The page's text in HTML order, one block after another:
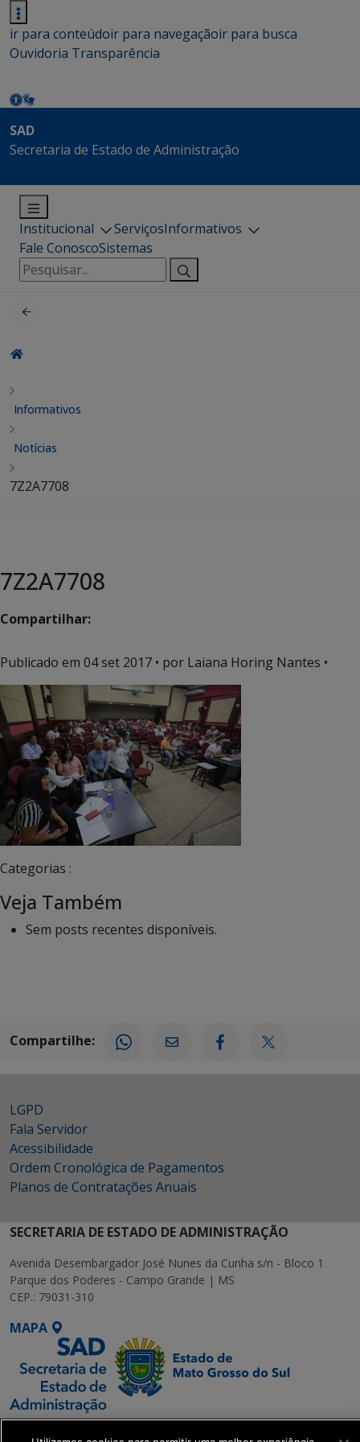
ir para conteúdoir para navegaçãoir para busca
Ouvidoria Transparência
SAD
Secretaria de Estado de Administração
Institucional ServiçosInformativos
Fale ConoscoSistemas
Pesquisar
por:
Informativos
Notícias
7Z2A7708
7Z2A7708
Compartilhar:
Publicado em 04 set 2017 • por Laiana Horing Nantes •
Categorias :
Veja Também
Sem posts recentes disponíveis.
Compartilhe:
LGPD
Fala Servidor
Acessibilidade
Ordem Cronológica de Pagamentos
Planos de Contratações Anuais
SECRETARIA DE ESTADO DE ADMINISTRAÇÃO
Avenida Desembargador José Nunes da Cunha s/n - Bloco 1
Parque dos Poderes - Campo Grande | MS
CEP.: 79031-310
MAPA